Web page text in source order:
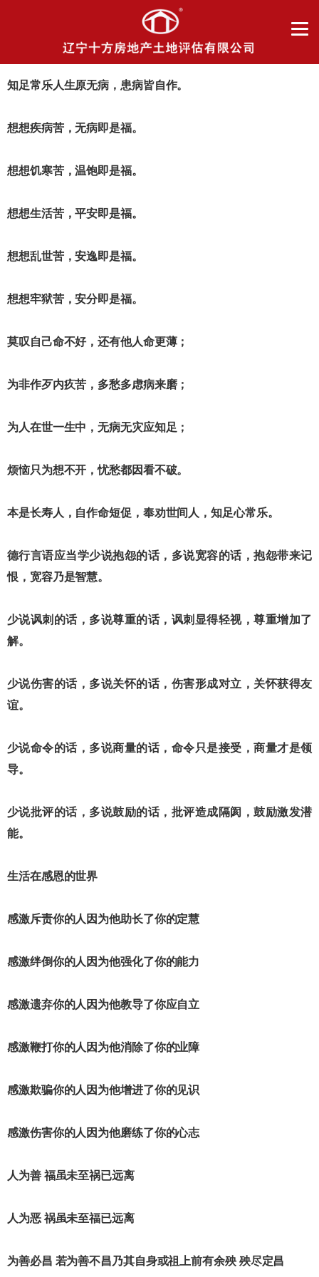
知足常乐人生原无病，患病皆自作。
想想疾病苦，无病即是福。
想想饥寒苦，温饱即是福。
想想生活苦，平安即是福。
想想乱世苦，安逸即是福。
想想牢狱苦，安分即是福。
莫叹自己命不好，还有他人命更薄；
为非作歹内疚苦，多愁多虑病来磨；
为人在世一生中，无病无灾应知足；
烦恼只为想不开，忧愁都因看不破。
本是长寿人，自作命短促，奉劝世间人，知足心常乐。
德行言语应当学少说抱怨的话，多说宽容的话，抱怨带来记
恨，宽容乃是智慧。
少说讽刺的话，多说尊重的话，讽刺显得轻视，尊重增加了
解。
少说伤害的话，多说关怀的话，伤害形成对立，关怀获得友
谊。
少说命令的话，多说商量的话，命令只是接受，商量才是领
导。
少说批评的话，多说鼓励的话，批评造成隔阂，鼓励激发潜
能。
生活在感恩的世界
感激斥责你的人因为他助长了你的定慧
感激绊倒你的人因为他强化了你的能力
感激遗弃你的人因为他教导了你应自立
感激鞭打你的人因为他消除了你的业障
感激欺骗你的人因为他增进了你的见识
感激伤害你的人因为他磨练了你的心志
人为善 福虽未至祸已远离
人为恶 祸虽未至福已远离
为善必昌 若为善不昌乃其自身或祖上前有余殃 殃尽定昌